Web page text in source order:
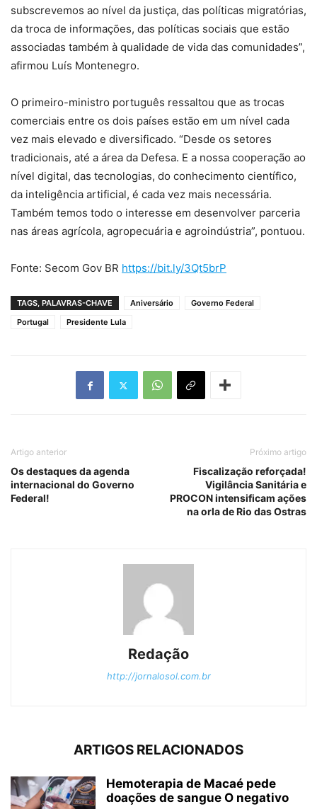
subscrevemos ao nível da justiça, das políticas migratórias,
da troca de informações, das políticas sociais que estão
associadas também à qualidade de vida das comunidades”,
afirmou Luís Montenegro.
O primeiro-ministro português ressaltou que as trocas
comerciais entre os dois países estão em um nível cada
vez mais elevado e diversificado. “Desde os setores
tradicionais, até a área da Defesa. E a nossa cooperação ao
nível digital, das tecnologias, do conhecimento científico,
da inteligência artificial, é cada vez mais necessária.
Também temos todo o interesse em desenvolver parceria
nas áreas agrícola, agropecuária e agroindústria”, pontuou.
Fonte: Secom Gov BR https://bit.ly/3Qt5brP
TAGS, PALAVRAS-CHAVE Aniversário
Governo Federal
Portugal
Presidente Lula
Artigo anterior
Os destaques da agenda
internacional do Governo
Federal!
Próximo artigo
Fiscalização reforçada!
Vigilância Sanitária e
PROCON intensificam ações
na orla de Rio das Ostras
Redação
http://jornalosol.com.br
ARTIGOS RELACIONADOS
Hemoterapia de Macaé pede
doações de sangue O negativo